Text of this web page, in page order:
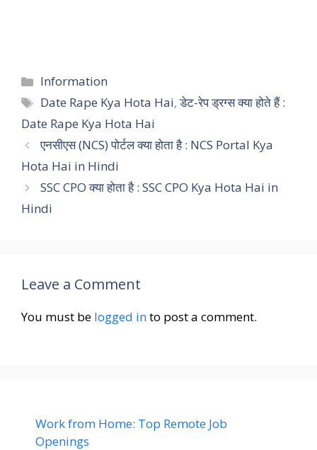
Categories
Information
Tags
Date Rape Kya Hota Hai,डेट-रेप ड्रग्स क्या होते हैं :
Date Rape Kya Hota Hai
एनसीएस (NCS) पोर्टल क्या होता है : NCS Portal Kya
Hota Hai in Hindi
SSC CPO क्या होता है : SSC CPO Kya Hota Hai in
Hindi
Leave a Comment
You must be logged into post a comment.
Work from Home: Top Remote Job
Openings